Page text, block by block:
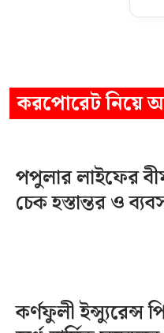
করপোরেটনিয়ে
পপুলার লাইফের
চেক হস্তান্তর ও
কর্ণফুলী ইন্স্যুরেন্স